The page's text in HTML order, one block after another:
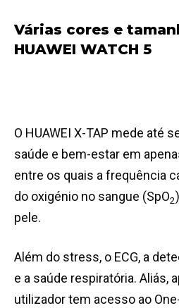
Várias cores e
HUAWEI WATCH 5
O HUAWEI X-TAP mede até
saúde e bem-estar em
entre os quais a frequência
do oxigénio no sangue (SpO2
pele.
Além do stress, o ECG, a
e a saúde respiratória. Aliás,
utilizador tem acesso ao